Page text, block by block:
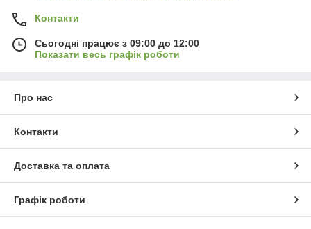
Контакти
Сьогодні працює з 09:00 до 12:00
Показати весь графік роботи
Про нас
Контакти
Доставка та оплата
Графік роботи